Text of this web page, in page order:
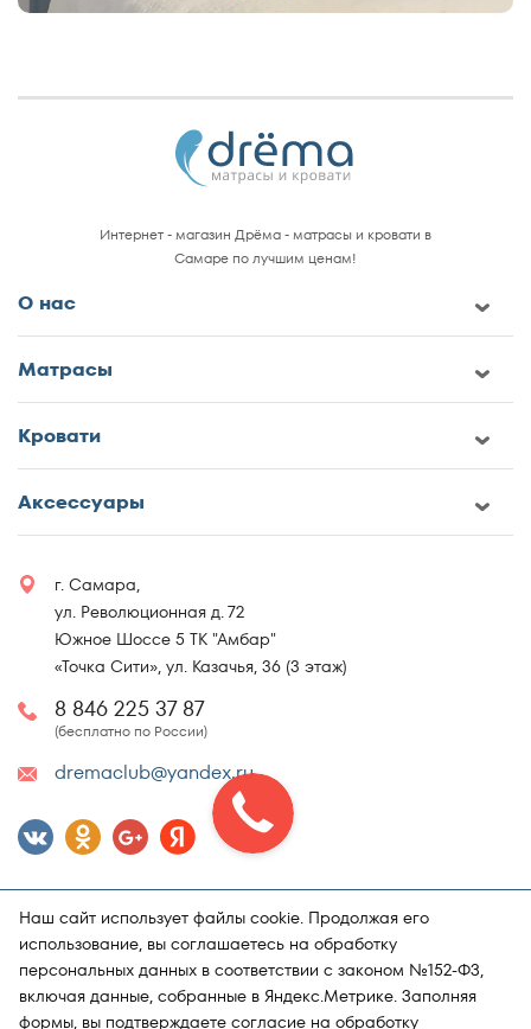
Интернет - магазин Дрёма - матрасы и кровати в
Самаре по лучшим ценам!
О нас
Матрасы
Кровати
Аксессуары
г. Самара,
ул. Революционная д. 72
Южное Шоссе 5 ТК "Амбар"
«Точка Сити», ул. Казачья, 36 (3 этаж)
8 846 225 37 87
(бесплатно по России)
dremaclub@yandex.ru
Карта сайта Политика конфиденциальности
Наш сайт использует файлы cookie. Продолжая его
использование, вы соглашаетесь на обработку
персональных данных в соответствии с законом №152-ФЗ,
включая данные, собранные в Яндекс.Метрике. Заполняя
формы, вы подтверждаетесогласие на обработку